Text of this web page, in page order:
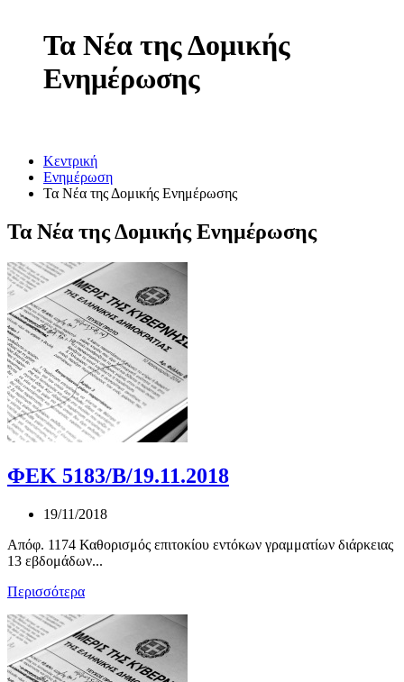
Τα Νέα της Δομικής
Ενημέρωσης
Κεντρική
Ενημέρωση
Τα Νέα της Δομικής Ενημέρωσης
Τα Νέα της Δομικής Ενημέρωσης
ΦΕΚ 5183/Β/19.11.2018
19/11/2018
Απόφ. 1174 Καθορισμός επιτοκίου εντόκων γραμματίων διάρκειας
13 εβδομάδων...
Περισσότερα